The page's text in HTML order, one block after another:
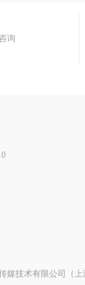
询
媒技术有限公司 （